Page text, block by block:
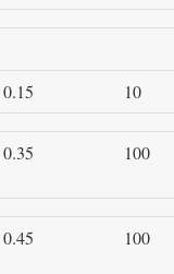
0.15 10
0.35 100
0.45 100